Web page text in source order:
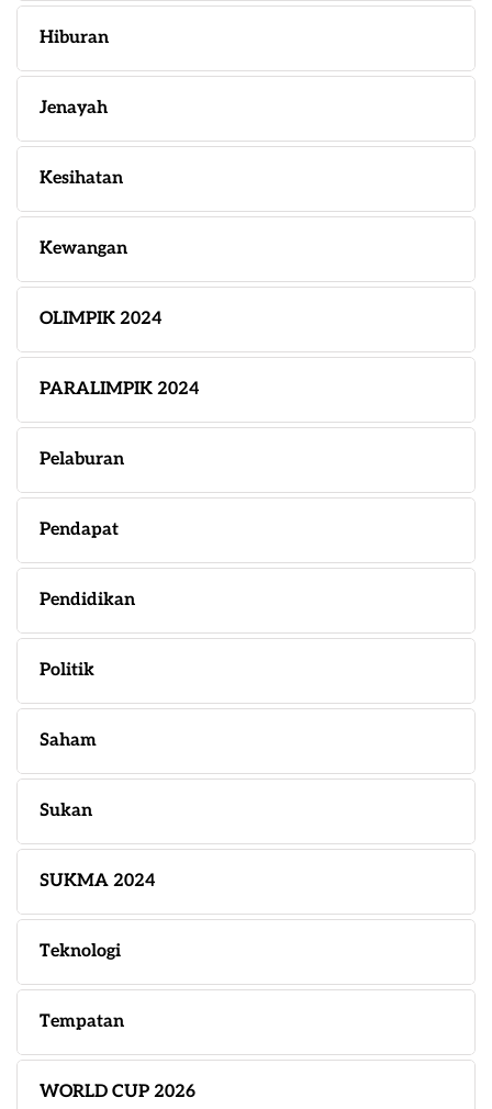
Hiburan
Jenayah
Kesihatan
Kewangan
OLIMPIK 2024
PARALIMPIK 2024
Pelaburan
Pendapat
Pendidikan
Politik
Saham
Sukan
SUKMA 2024
Teknologi
Tempatan
WORLD CUP 2026